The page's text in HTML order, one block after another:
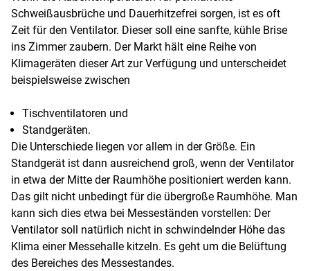
Schweißausbrüche und Dauerhitzefrei sorgen, ist es oft
Zeit für den Ventilator. Dieser soll eine sanfte, kühle Brise
ins Zimmer zaubern. Der Markt hält eine Reihe von
Klimageräten dieser Art zur Verfügung und unterscheidet
beispielsweise zwischen
Tischventilatoren und
Standgeräten.
Die Unterschiede liegen vor allem in der Größe. Ein
Standgerät ist dann ausreichend groß, wenn der Ventilator
in etwa der Mitte der Raumhöhe positioniert werden kann.
Das gilt nicht unbedingt für die übergroße Raumhöhe. Man
kann sich dies etwa bei Messeständen vorstellen: Der
Ventilator soll natürlich nicht in schwindelnder Höhe das
Klima einer Messehalle kitzeln. Es geht um die Belüftung
des Bereiches des Messestandes.